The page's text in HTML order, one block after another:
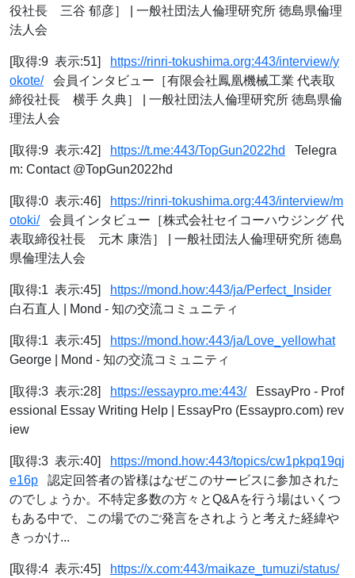
役社長 三谷 郁彦］ | 一般社団法人倫理研究所 徳島県倫理
法人会
[取得:9 表示:51]
https://rinri-tokushima.org:443/interview/y
okote/会員インタビュー［有限会社鳳凰機械工業 代表取
締役社長 横手 久典］ | 一般社団法人倫理研究所 徳島県倫
理法人会
[取得:9 表示:42] https://t.me:443/TopGun2022hd
Telegra
m: Contact @TopGun2022hd
[取得:0 表示:46]
https://rinri-tokushima.org:443/interview/m
otoki/会員インタビュー［株式会社セイコーハウジング 代
表取締役社長 元木 康浩］ | 一般社団法人倫理研究所 徳島
県倫理法人会
[取得:1 表示:45]
https://mond.how:443/ja/Perfect_Insider
白石直人 | Mond - 知の交流コミュニティ
[取得:1 表示:45]
https://mond.how:443/ja/Love_yellowhat
George | Mond - 知の交流コミュニティ
[取得:3 表示:28] https://essaypro.me:443/EssayPro - Prof
essional Essay Writing Help | EssayPro (Essaypro.com) rev
iew
[取得:3 表示:40]
https://mond.how:443/topics/cw1pkpq19qj
e16p 認定回答者の皆様はなぜこのサービスに参加された
のでしょうか。不特定多数の方々とQ&Aを行う場はいくつ
もある中で、この場でのご発言をされようと考えた経緯や
きっかけ...
[取得:4 表示:45]
https://x.com:443/maikaze_tumuzi/status/